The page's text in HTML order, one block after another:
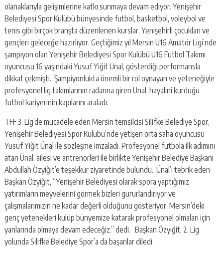
olanaklarıyla gelişimlerine katkı sunmaya devam ediyor. Yenişehir
Belediyesi Spor Kulübü bünyesinde futbol, basketbol, voleybol ve
tenis gibi birçok branşta düzenlenen kurslar, Yenişehirli çocukları ve
gençleri geleceğe hazırlıyor. Geçtiğimiz yıl Mersin U16 Amatör Ligi’nde
şampiyon olan Yenişehir Belediyesi Spor Kulübü U16 Futbol Takımı
oyuncusu 16 yaşındaki Yusuf Yiğit Ünal, gösterdiği performansla
dikkat çekmişti. Şampiyonlukta önemli bir rol oynayan ve yeteneğiyle
profesyonel lig takımlarının radarına giren Ünal, hayalini kurduğu
futbol kariyerinin kapılarını araladı.
TFF 3. Lig’de mücadele eden Mersin temsilcisi Silifke Belediye Spor,
Yenişehir Belediyesi Spor Kulübü’nde yetişen orta saha oyuncusu
Yusuf Yiğit Ünal ile sözleşme imzaladı. Profesyonel futbola ilk adımını
atan Ünal, ailesi ve antrenörleri ile birlikte Yenişehir Belediye Başkanı
Abdullah Özyiğit’e teşekkür ziyaretinde bulundu. Ünal’ı tebrik eden
Başkan Özyiğit, “Yenişehir Belediyesi olarak spora yaptığımız
yatırımların meyvelerini görmek bizleri gururlandırıyor ve
çalışmalarımızın ne kadar değerli olduğunu gösteriyor. Mersin’deki
genç yetenekleri kulüp bünyemize katarak profesyonel olmaları için
yanlarında olmaya devam edeceğiz.” dedi. Başkan Özyiğit, 2. Lig
yolunda Silifke Belediye Spor’a da başarılar diledi.